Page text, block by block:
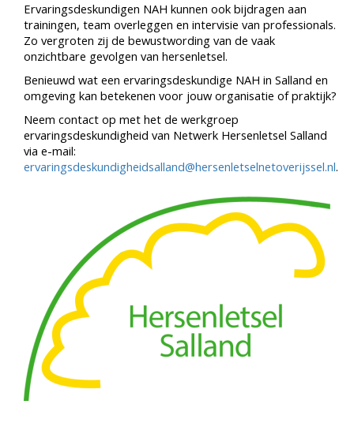
Ervaringsdeskundigen NAH kunnen ook bijdragen aan
trainingen, team overleggen en intervisie van professionals.
Zo vergroten zij de bewustwording van de vaak
onzichtbare gevolgen van hersenletsel.
Benieuwd wat een ervaringsdeskundige NAH in Salland en
omgeving kan betekenen voor jouw organisatie of praktijk?
Neem contact op met het de werkgroep
ervaringsdeskundigheid van Netwerk Hersenletsel Salland
via e-mail:
ervaringsdeskundigheidsalland@hersenletselnetoverijssel.nl.